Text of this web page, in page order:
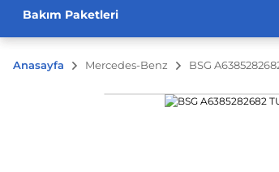
Bakım Paketleri
Anasayfa Mercedes-Benz BSG